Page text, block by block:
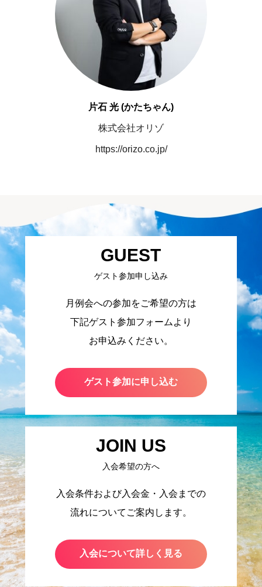
片石 光 (かたちゃん)
株式会社オリゾ
https://orizo.co.jp/
GUEST
ゲスト参加申し込み
月例会への参加をご希望の方は
下記ゲスト参加フォームより
お申込みください。
ゲスト参加に申し込む
JOIN US
入会希望の方へ
入会条件および入会金・入会までの
流れについてご案内します。
入会について詳しく見る